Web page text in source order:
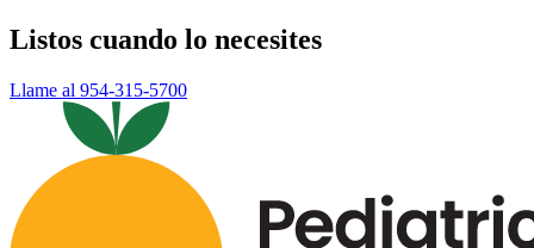
Listos cuando lo necesites
Llame al 954-315-5700